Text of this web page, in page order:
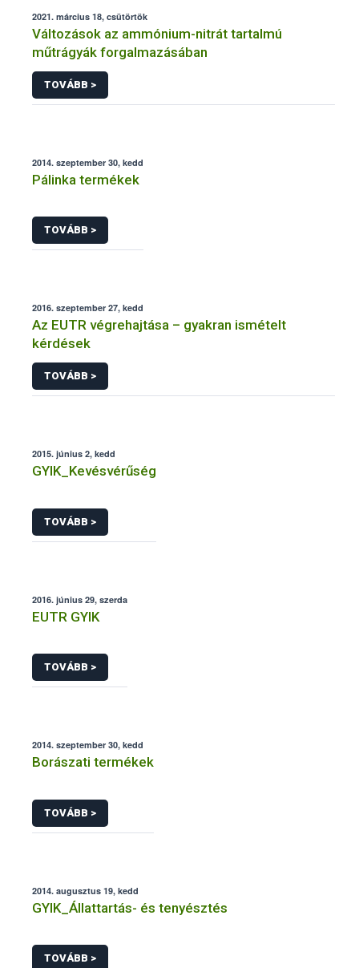
2021. március 18, csütörtök
Változások az ammónium-nitrát tartalmú
műtrágyák forgalmazásában
TOVÁBB >
2014. szeptember 30, kedd
Pálinka termékek
TOVÁBB >
2016. szeptember 27, kedd
Az EUTR végrehajtása – gyakran ismételt
kérdések
TOVÁBB >
2015. június 2, kedd
GYIK_Kevésvérűség
TOVÁBB >
2016. június 29, szerda
EUTR GYIK
TOVÁBB >
2014. szeptember 30, kedd
Borászati termékek
TOVÁBB >
2014. augusztus 19, kedd
GYIK_Állattartás- és tenyésztés
TOVÁBB >